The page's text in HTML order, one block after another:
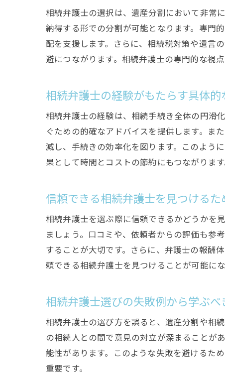
相続弁護士の選択は、遺産分割において非常
納得する形での分割が可能となります。専門
配を支援します。さらに、相続税対策や遺言
避につながります。相続弁護士の専門的な視
相続弁護士の経験がもたらす具体的
相続弁護士の経験は、相続手続き全体の円滑
ぐための的確なアドバイスを提供します。ま
減し、手続きの効率化を図ります。このよう
果として時間とコストの節約にもつながります
信頼できる相続弁護士を見つける
相続弁護士を選ぶ際に信頼できるかどうかを
ましょう。口コミや、依頼者からの評価も参
することが大切です。さらに、弁護士の報酬
頼できる相続弁護士を見つけることが可能にな
相続弁護士選びの失敗例から学ぶべ
相続弁護士の選び方を誤ると、遺産分割や相
の相続人との間で意見の対立が深まることが
能性があります。このような失敗を避けるた
重要です。